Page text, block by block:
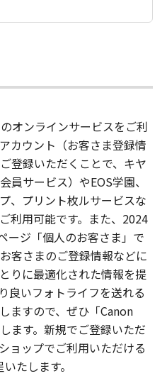
オンラインサービスをご利
カウント（お客さま登録情
登録いただくことで、キヤ
員サービス）やEOS学園、
、プリント枚ルサービスな
利用可能です。また、2024
ージ「個人のお客さま」で
客さまのご登録情報などに
りに最適化された情報を提
良いフォトライフを送れる
ますので、ぜひ「Canon
ます。新規でご登録いただ
ョップでご利用いただける
たします。